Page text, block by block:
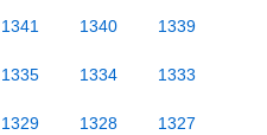
1341 1340 1339
1335 1334 1333
1329 1328 1327